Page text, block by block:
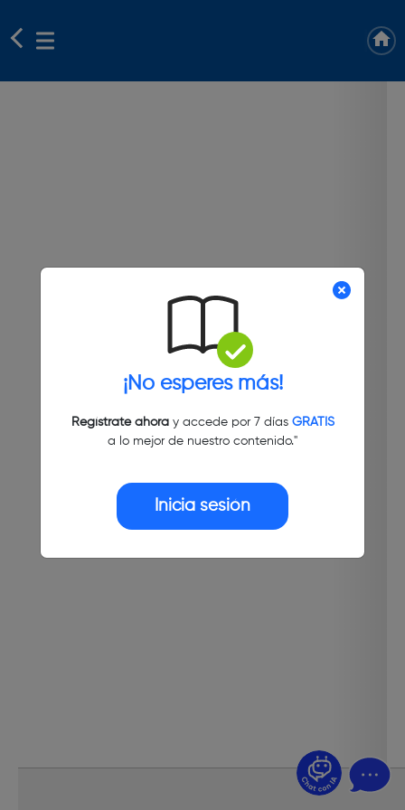
¡No esperes más!
Regístrate ahoray accede por 7 días GRATIS
a lo mejor de nuestro contenido."
Inicia sesión